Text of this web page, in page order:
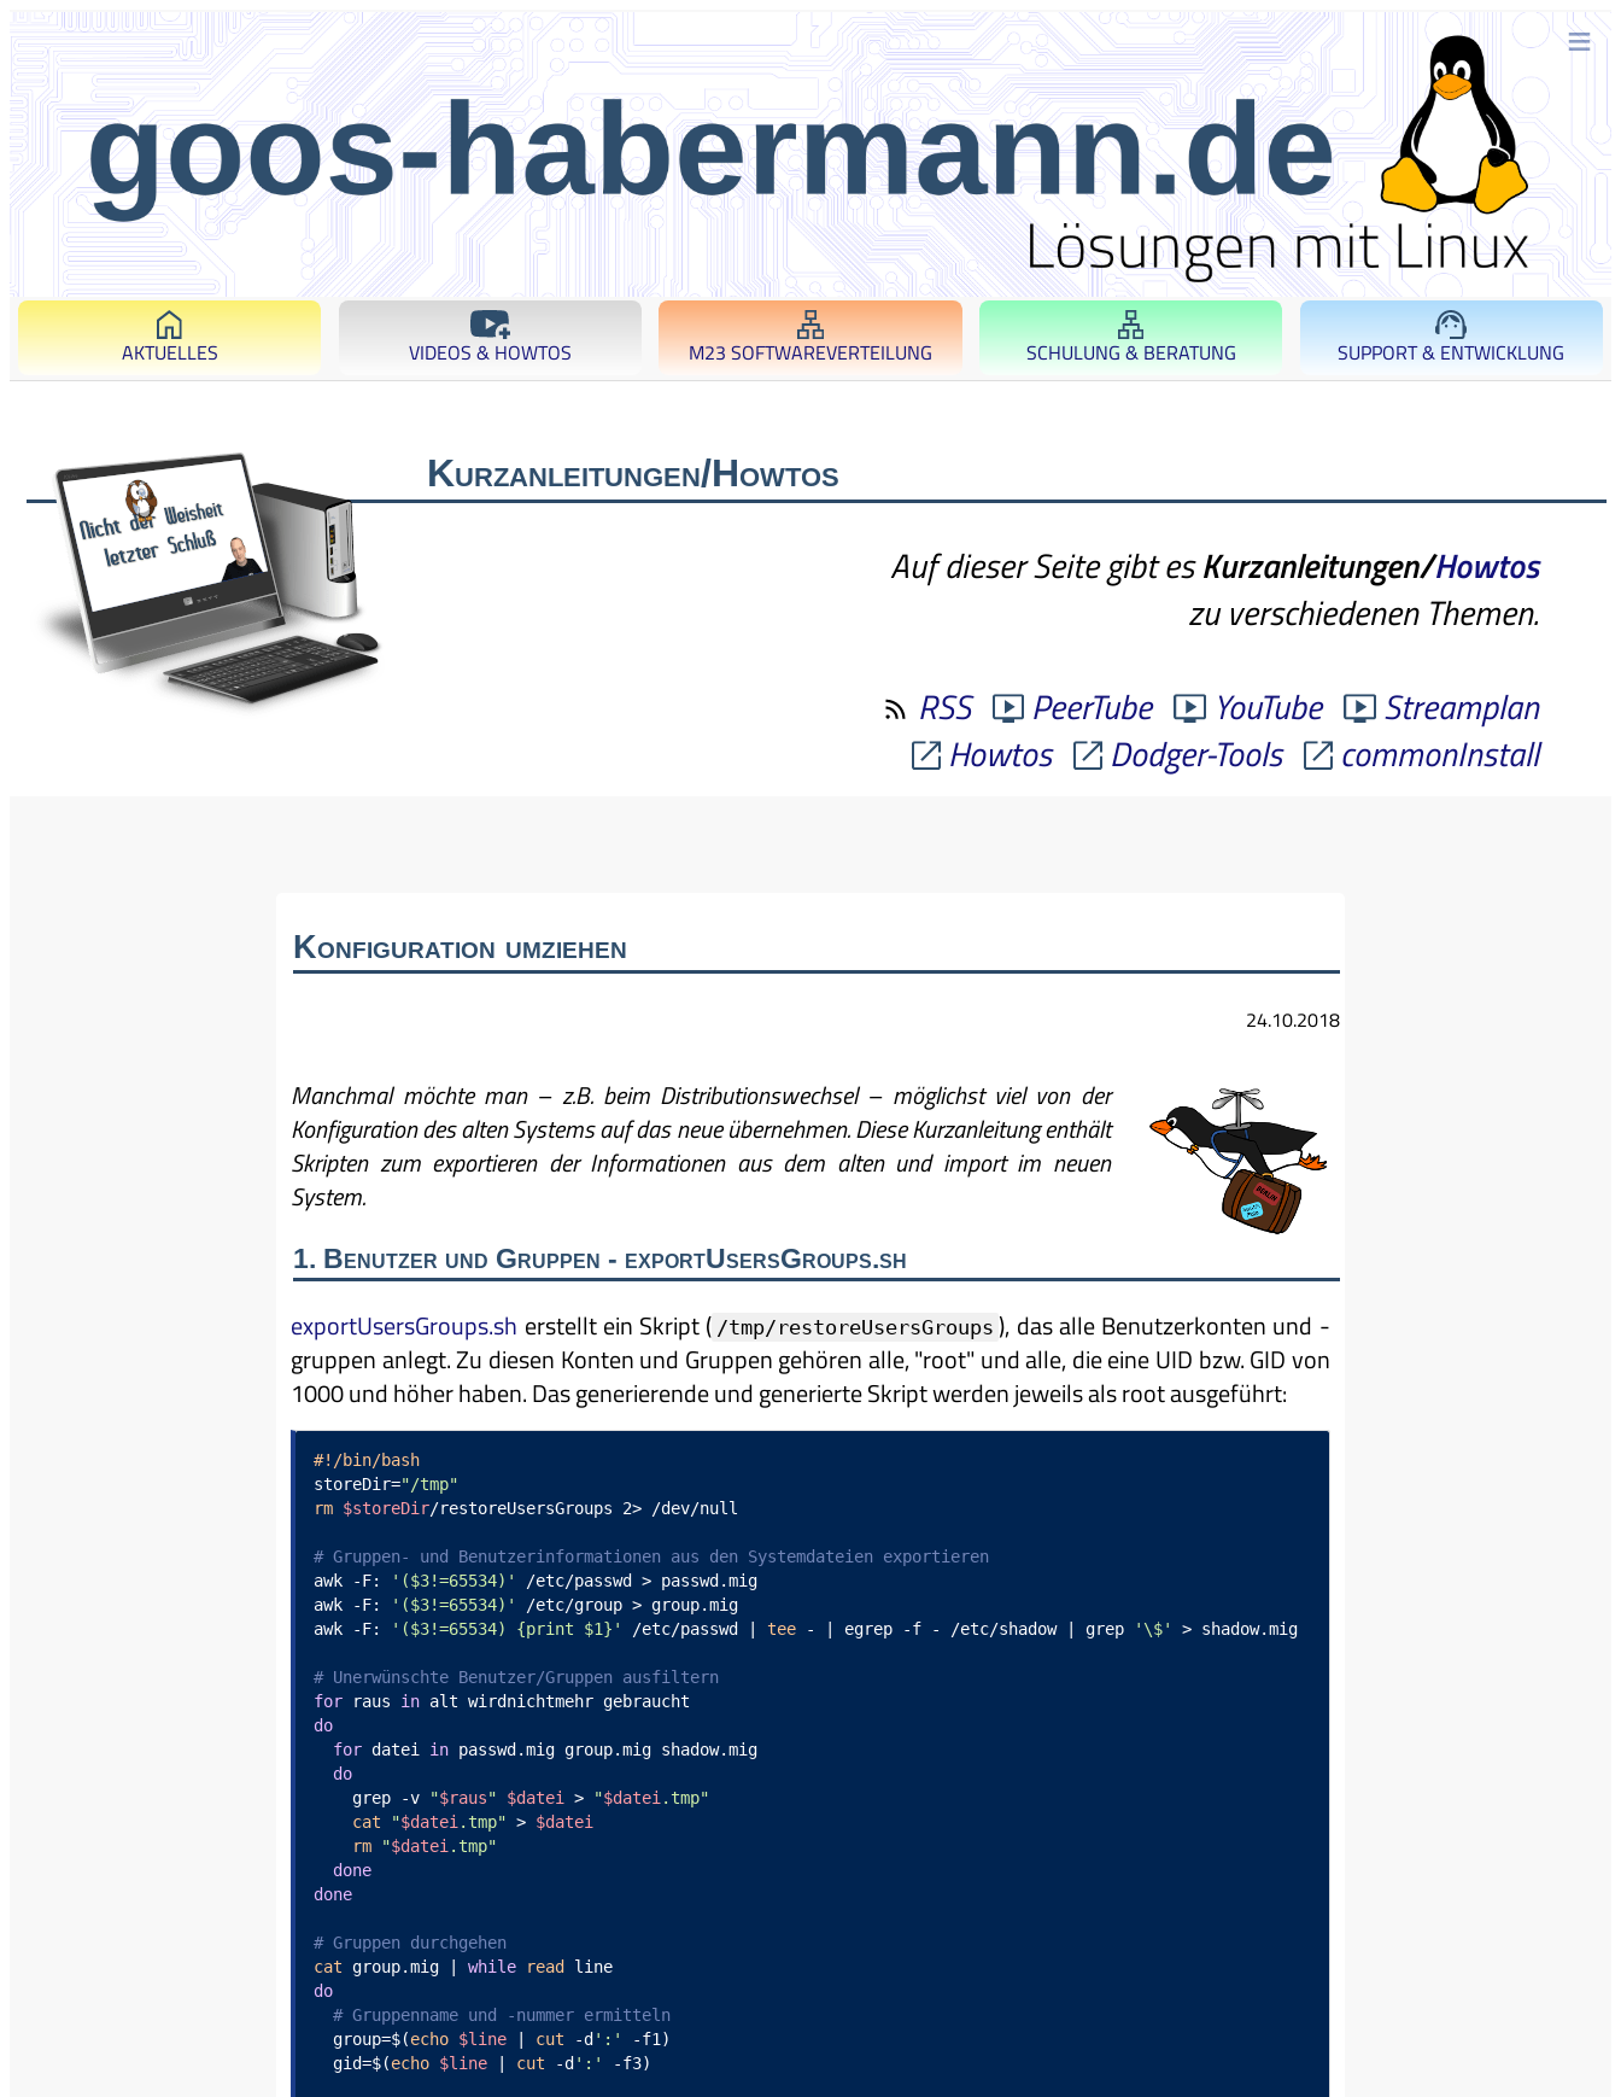
AKTUELLES VIDEOS & HOWTOS M23 SOFTWAREVERTEILUNG SCHULUNG & BERATUNG SUPPORT & ENTWICKLUNG
Kurzanleitungen/Howtos
Auf dieser Seite gibt esKurzanleitungen/Howtos
zu verschiedenen Themen.
RSS
PeerTube YouTube
Streamplan
Howtos
Dodger-Tools commonInstall
Konfiguration umziehen
24.10.2018
Manchmal möchte man – z.B. beim Distributionswechsel – möglichst viel von der
Konfiguration des alten Systems auf das neue übernehmen. Diese Kurzanleitung enthält
Skripten zum exportieren der Informationen aus dem alten und import im neuen
System.
1. Benutzer und Gruppen - exportUsersGroups.sh
exportUsersGroups.sh erstellt ein Skript ( /tmp/restoreUsersGroups ), das alle Benutzerkonten und -
gruppen anlegt. Zu diesen Konten und Gruppen gehören alle, "root" und alle, die eine UID bzw. GID von
1000 und höher haben. Das generierende und generierte Skript werden jeweils als root ausgeführt:
#!/bin/bash
storeDir="/tmp"
rm $storeDir/restoreUsersGroups 2> /dev/null
# Gruppen- und Benutzerinformationen aus den Systemdateien exportieren
awk -F:
'($3!=65534)'
/etc/passwd > passwd.mig
awk -F:
'($3!=65534)'
/etc/group > group.mig
awk -F:
'($3!=65534) {print $1}' /etc/passwd | tee - | egrep -f - /etc/shadow | grep '\$' > shadow.mig
# Unerwünschte Benutzer/Gruppen ausfiltern
for raus in
do
for datei in passwd.mig group.mig shadow.mig
do
    grep -v
"$raus" $datei > "$datei .tmp"
cat
"$datei .tmp" > $datei
rm
"$datei .tmp"
done
done
# Gruppen durchgehen
cat group.mig | while read
line
do
# Gruppenname und -nummer ermitteln
  group=$(
echo $line | cut -d ':'
-f1)
  gid=$(
echo $line | cut -d ':' -f3)